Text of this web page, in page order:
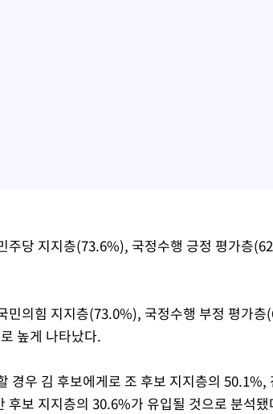
주당 지지층(73.6%), 국정수행 긍정 평가층
민의힘 지지층(73.0%), 국정수행 부정 평가
높게 나타났다.
경우 김 후보에게로 조 후보 지지층의 50.1%,
후보 지지층의 30.6%가 유입될 것으로 분석됐